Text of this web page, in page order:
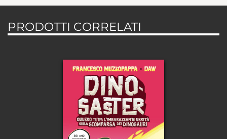
PRODOTTI CORRELATI